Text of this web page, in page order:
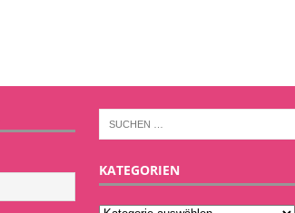
KATEGORIEN